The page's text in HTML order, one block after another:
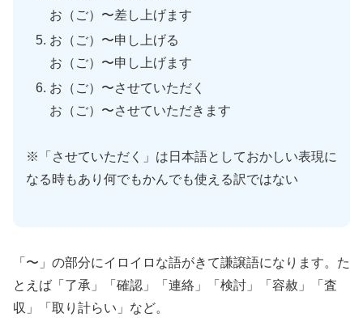
お（ご）〜差し上げます
お（ご）〜申し上げる
お（ご）〜申し上げます
お（ご）〜させていただく
お（ご）〜させていただきます
※「させていただく」は日本語としておかしい表現に
なる時もあり何でもかんでも使える訳ではない
「〜」の部分にイロイロな語がきて謙譲語になります。た
とえば「了承」「確認」「連絡」「検討」「容赦」「査
収」「取り計らい」など。